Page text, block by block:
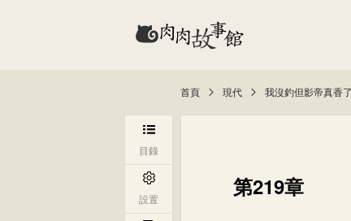
首頁 現代 我沒釣但影帝真香了
目錄
設置 第219章